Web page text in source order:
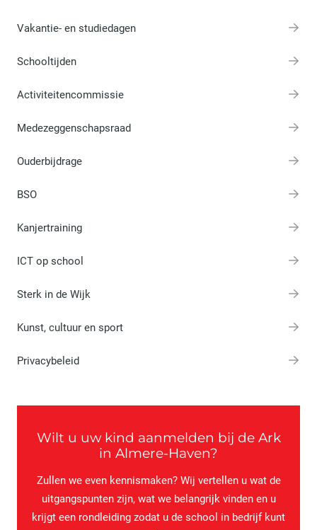
Vakantie- en studiedagen
Schooltijden
Activiteitencommissie
Medezeggenschapsraad
Ouderbijdrage
BSO
Kanjertraining
ICT op school
Sterk in de Wijk
Kunst, cultuur en sport
Privacybeleid
Wilt u uw kind aanmelden bij de Ark
in Almere-Haven?
Zullen we even kennismaken? Wij vertellen u wat de
uitgangspunten zijn, wat we belangrijk vinden en u
krijgt een rondleiding zodat u de school in bedrijf kunt